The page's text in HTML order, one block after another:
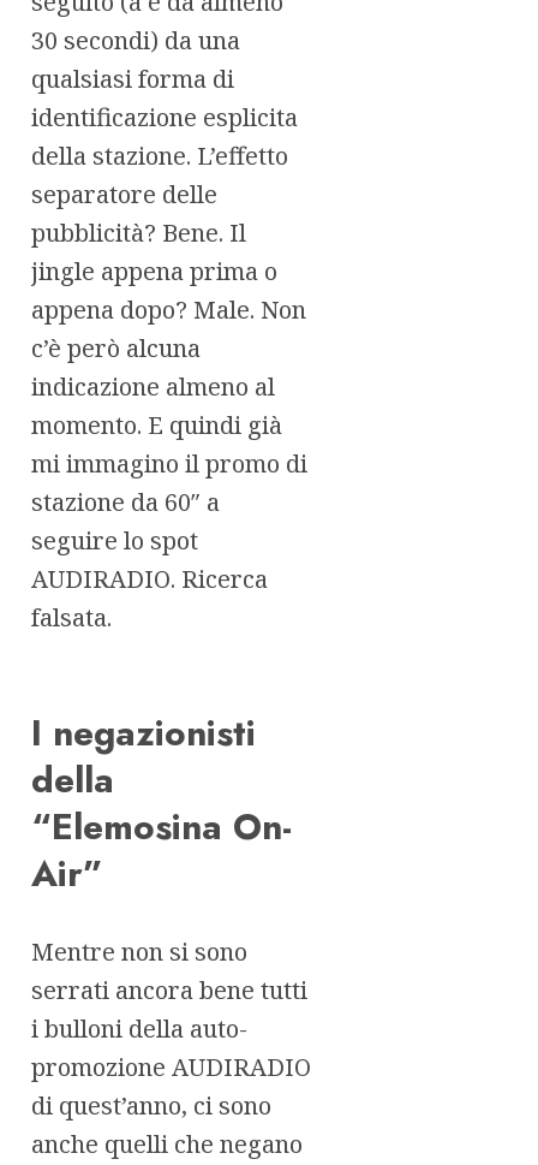
30 secondi) da una
qualsiasi forma di
identificazione esplicita
della stazione. L’effetto
separatore delle
pubblicità? Bene. Il
jingle appena prima o
appena dopo? Male. Non
c’è però alcuna
indicazione almeno al
momento. E quindi già
mi immagino il promo di
stazione da 60″ a
seguire lo spot
AUDIRADIO. Ricerca
falsata.
I negazionisti
della
“Elemosina On-
Air”
Mentre non si sono
serrati ancora bene tutti
i bulloni della auto-
promozione AUDIRADIO
di quest’anno, ci sono
anche quelli che negano